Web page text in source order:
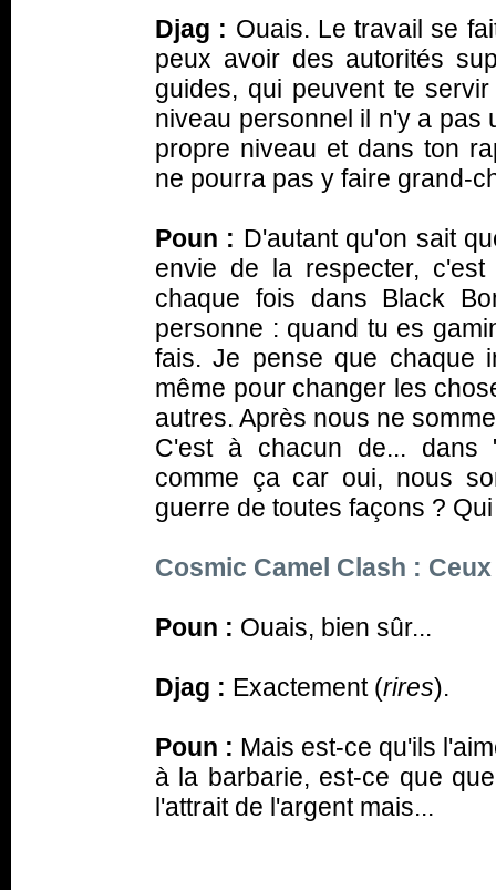
Djag : Ouais. Le travail se
peux avoir des autorités
guides, qui peuvent te
niveau personnel il n'y a pas
propre niveau et dans ton
ne pourra pas y faire grand-
Poun : D'autant qu'on sait
envie de la respecter,
chaque fois dans Black
personne : quand tu es
fais. Je pense que chaque
même pour changer les
autres. Après nous ne
C'est à chacun de... dans
comme ça car oui, nous
guerre de toutes façons ?
Cosmic Camel Clash :
Poun : Ouais, bien sûr...
Djag : Exactement (rires).
Poun : Mais est-ce qu'ils
à la barbarie, est-ce que
l'attrait de l'argent mais...